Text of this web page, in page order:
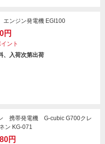
ンジン発電機 EGI100
円
ント
、入荷次第出荷
携帯発電機 G-cubic G700クレ
ン KG-071
円